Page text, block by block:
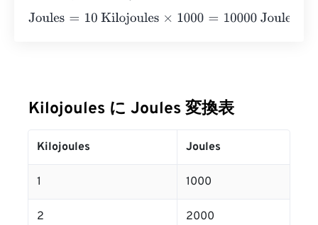
Joules= 10 Kilojoules×1000= 10000 Joules
Kilojoules に Joules 変換表
Kilojoules Joules
1 1000
2 2000